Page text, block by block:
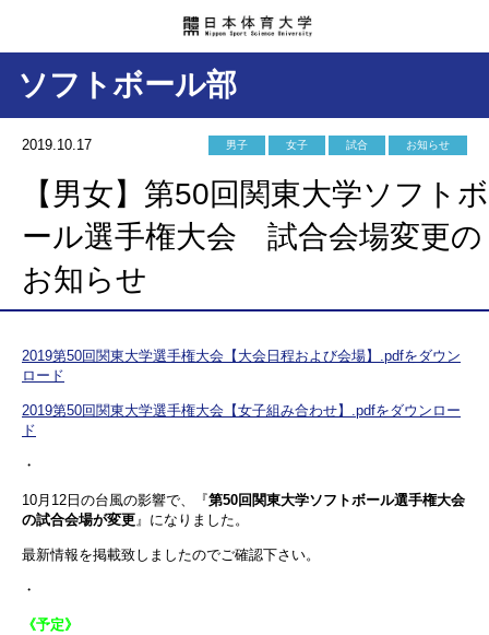
ソフトボール部
2019.10.17 男子 女子 試合 お知らせ
【男女】第50回関東大学ソフトボ
ール選手権大会 試合会場変更の
お知らせ
2019第50回関東大学選手権大会【大会日程および会場】.pdfをダウン
ロード
2019第50回関東大学選手権大会【女子組み合わせ】.pdfをダウンロー
ド
・
10月12日の台風の影響で、『第50回関東大学ソフトボール選手権大会
の試合会場が変更』になりました。
最新情報を掲載致しましたのでご確認下さい。
・
《予定》